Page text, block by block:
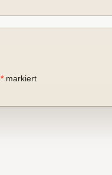
*markiert